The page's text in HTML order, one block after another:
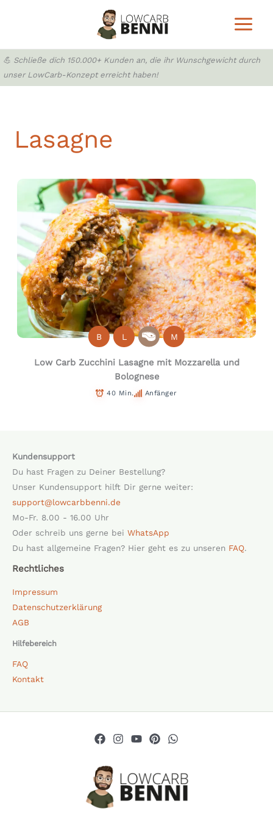
💪 Schließe dich 150.000+ Kunden an, die ihr Wunschgewicht durch
unser LowCarb-Konzept erreicht haben!
Lasagne
B L M
Low Carb Zucchini Lasagne mit Mozzarella und
Bolognese
40 Min. Anfänger
Kundensupport
Du hast Fragen zu Deiner Bestellung?
Unser Kundensupport hilft Dir gerne weiter:
support@lowcarbbenni.de
Mo-Fr. 8.00 - 16.00 Uhr
Oder schreib uns gerne bei WhatsApp
Du hast allgemeine Fragen? Hier geht es zu unseren FAQ.
Rechtliches
Impressum
Datenschutzerklärung
AGB
Hilfebereich
FAQ
Kontakt